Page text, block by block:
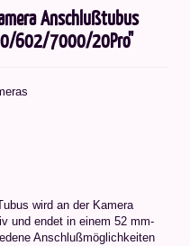
Anschlußtubus
602/7000/20Pro"
wird an der Kamera
und endet in einem 52 mm-
Anschlußmöglichkeiten